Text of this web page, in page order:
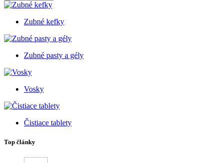
Zubné kefky
Zubné pasty a gély
Vosky
Čistiace tablety
Top články